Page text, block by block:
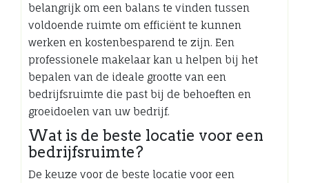
belangrijk om een balans te vinden tussen
voldoende ruimte om efficiënt te kunnen
werken en kostenbesparend te zijn. Een
professionele makelaar kan u helpen bij het
bepalen van de ideale grootte van een
bedrijfsruimte die past bij de behoeften en
groeidoelen van uw bedrijf.
Wat is de beste locatie voor een
bedrijfsruimte?
De keuze voor de beste locatie voor een